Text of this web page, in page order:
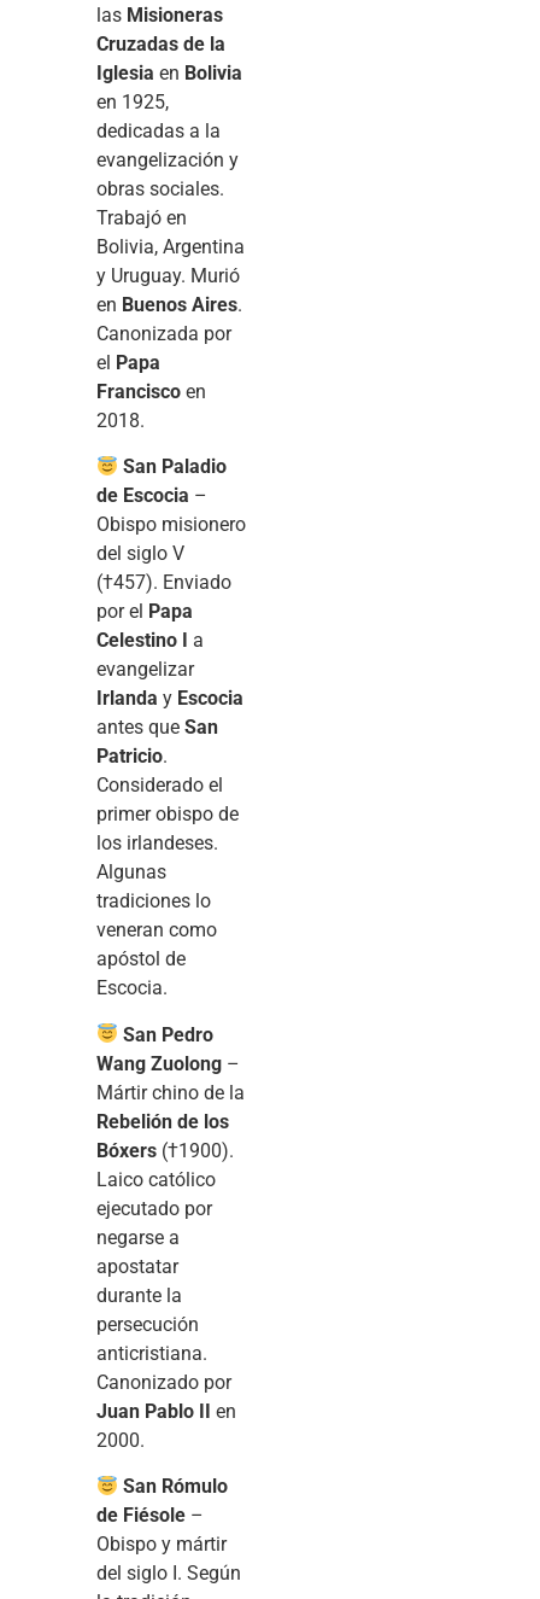
las Misioneras
Cruzadas de la
Iglesia en Bolivia
en 1925,
dedicadas a la
evangelización y
obras sociales.
Trabajó en
Bolivia, Argentina
y Uruguay. Murió
en Buenos Aires.
Canonizada por
el Papa
Francisco en
2018.
San Paladio
de Escocia –
Obispo misionero
del siglo V
(†457). Enviado
por el Papa
Celestino I
a
evangelizar
Irlanda y Escocia
antes que San
Patricio.
Considerado el
primer obispo de
los irlandeses.
Algunas
tradiciones lo
veneran como
apóstol de
Escocia.
San Pedro
Wang Zuolong –
Mártir chino de la
Rebelión de los
Bóxers (†1900).
Laico católico
ejecutado por
negarse a
apostatar
durante la
persecución
anticristiana.
Canonizado por
Juan Pablo II en
2000.
San Rómulo
de Fiésole –
Obispo y mártir
del siglo I. Según